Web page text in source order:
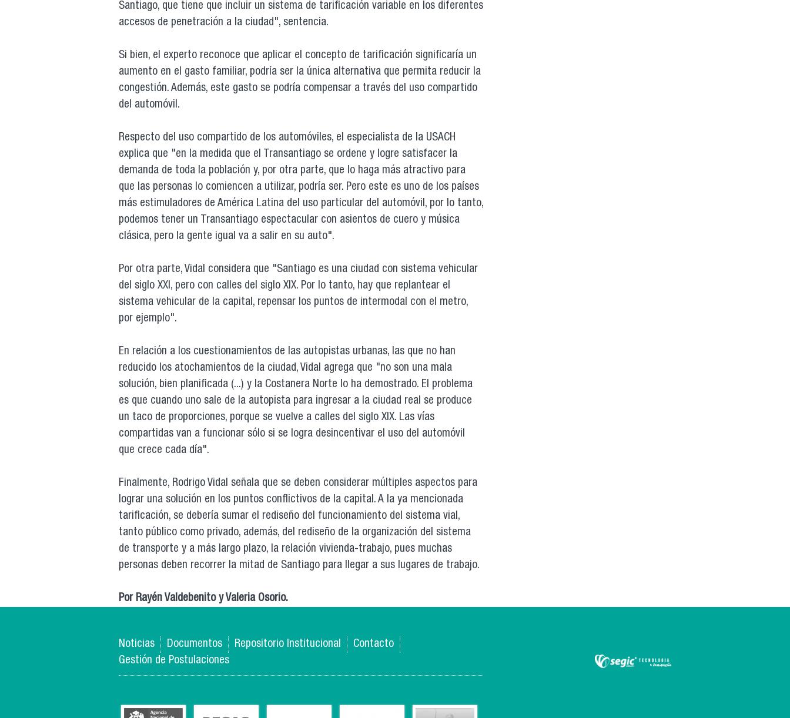
Santiago, que tiene que incluir un sistema de tarificación variable en los diferentes
accesos de penetración a la ciudad", sentencia.
Si bien, el experto reconoce que aplicar el concepto de tarificación significaría un
aumento en el gasto familiar, podría ser la única alternativa que permita reducir la
congestión. Además, este gasto se podría compensar a través del uso compartido
del automóvil.
Respecto del uso compartido de los automóviles, el especialista de la USACH
explica que "en la medida que el Transantiago se ordene y logre satisfacer la
demanda de toda la población y, por otra parte, que lo haga más atractivo para
que las personas lo comiencen a utilizar, podría ser. Pero este es uno de los países
más estimuladores de América Latina del uso particular del automóvil, por lo tanto,
podemos tener un Transantiago espectacular con asientos de cuero y música
clásica, pero la gente igual va a salir en su auto".
Por otra parte, Vidal considera que "Santiago es una ciudad con sistema vehicular
del siglo XXI, pero con calles del siglo XIX. Por lo tanto, hay que replantear el
sistema vehicular de la capital, repensar los puntos de intermodal con el metro,
por ejemplo".
En relación a los cuestionamientos de las autopistas urbanas, las que no han
reducido los atochamientos de la ciudad, Vidal agrega que "no son una mala
solución, bien planificada (...) y la Costanera Norte lo ha demostrado. El problema
es que cuando uno sale de la autopista para ingresar a la ciudad real se produce
un taco de proporciones, porque se vuelve a calles del siglo XIX. Las vías
compartidas van a funcionar sólo si se logra desincentivar el uso del automóvil
que crece cada día".
Finalmente, Rodrigo Vidal señala que se deben considerar múltiples aspectos para
lograr una solución en los puntos conflictivos de la capital. A la ya mencionada
tarificación, se debería sumar el rediseño del funcionamiento del sistema vial,
tanto público como privado, además, del rediseño de la organización del sistema
de transporte y a más largo plazo, la relación vivienda-trabajo, pues muchas
personas deben recorrer la mitad de Santiago para llegar a sus lugares de trabajo.
Por Rayén Valdebenito y Valeria Osorio.
Noticias Documentos Repositorio Institucional
Contacto
Gestión de Postulaciones